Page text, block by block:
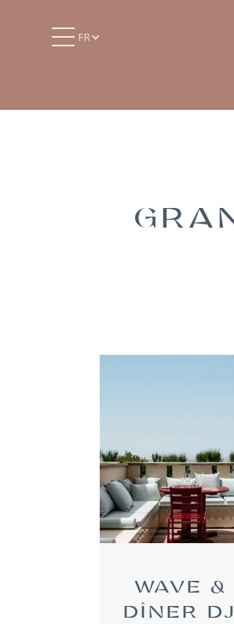
FR
WAVE &
DÎNER